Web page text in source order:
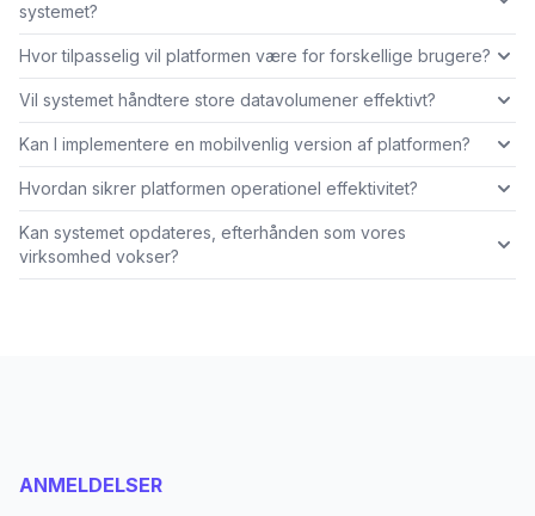
systemet?
Hvor tilpasselig vil platformen være for forskellige brugere?
Vil systemet håndtere store datavolumener effektivt?
Kan I implementere en mobilvenlig version af platformen?
Hvordan sikrer platformen operationel effektivitet?
Kan systemet opdateres, efterhånden som vores
virksomhed vokser?
ANMELDELSER